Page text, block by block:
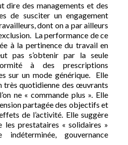
dire des managements et des
de susciter un engagement
dont on a par ailleurs
La performance de ce
à la pertinence du travail en
pas s’obtenir par la seule
à des prescriptions
sur un mode générique. Elle
très quotidienne des œuvrants
ne « commande plus ». Elle
partagée des objectifs et
de l’activité. Elle suggère
les prestataires « solidaires »
indéterminée, gouvernance